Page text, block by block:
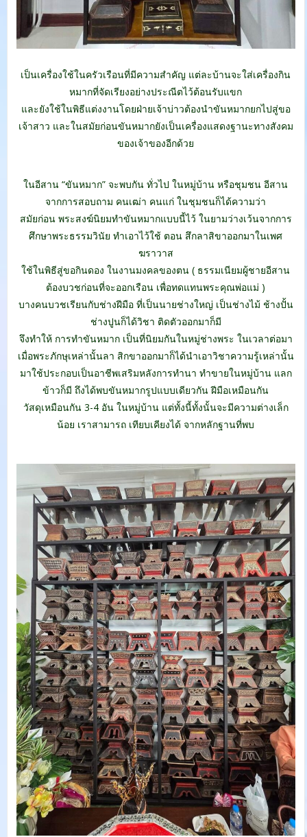
เป็นเครื่องใช้ในครัวเรือนที่มีความสำคัญ แต่ละบ้านจะใส่เครื่องกิน
หมากที่จัดเรียงอย่างประณีตไว้ต้อนรับแขก
และยังใช้ในพิธีแต่งงานโดยฝ่ายเจ้าบ่าวต้องนำขันหมากยกไปสู่ขอ
เจ้าสาว และในสมัยก่อนขันหมากยังเป็นเครื่องแสดงฐานะทางสังคม
ของเจ้าของอีกด้วย
ในอีสาน “ขันหมาก” จะพบกัน ทั่วไป ในหมู่บ้าน หรือชุมชน อีสาน
จากการสอบถาม คนเฒ่า คนแก่ ในชุมชนก็ได้ความว่า
สมัยก่อน พระสงฆ์นิยมทำขันหมากแบบนี้ไว้ ในยามว่างเว้นจากการ
ศึกษาพระธรรมวินัย ทำเอาไว้ใช้ ตอน สึกลาสิขาออกมาในเพศ
ฆราวาส
ใช้ในพิธีสู่ขอกินดอง ในงานมงคลของตน ( ธรรมเนียมผู้ชายอีสาน
ต้องบวชก่อนที่จะออกเรือน เพื่อทดแทนพระคุณพ่อแม่ )
บางคนบวชเรียนกับช่างฝีมือ ที่เป็นนายช่างใหญ่ เป็นช่างไม้ ช้างปั้น
ช่างปูนก็ได้วิชา ติดตัวออกมาก็มี
จึงทำให้ การทำขันหมาก เป็นที่นิยมกันในหมู่ช่างพระ ในเวลาต่อมา
เมื่อพระภักษุเหล่านั้นลา สิกขาออกมาก็ได้นำเอาวิชาความรู้เหล่านั้น
มาใช้ประกอบเป็นอาชีพเสริมหลังการทำนา ทำขายในหมู่บ้าน แลก
ข้าวก็มี ถึงได้พบขันหมากรูปแบบเดียวกัน ฝีมือเหมือนกัน
วัสดุเหมือนกัน 3-4 อัน ในหมู่บ้าน แต่ทั้งนี้ทั้งนั้นจะมีความต่างเล็ก
น้อย เราสามารถ เทียบเคียงได้ จากหลักฐานที่พบ